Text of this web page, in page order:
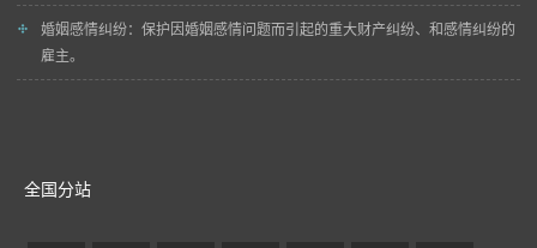
婚姻感情纠纷：保护因婚姻感情问题而引起的重大财产纠纷、和感情纠纷的
雇主。
全国分站